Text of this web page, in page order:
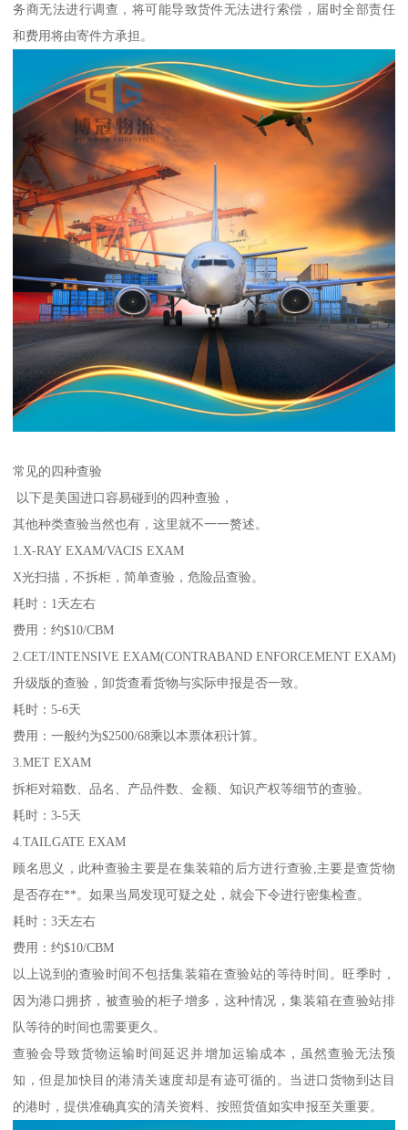
务商无法进行调查，将可能导致货件无法进行索偿，届时全部责任
和费用将由寄件方承担。
常见的四种查验
以下是美国进口容易碰到的四种查验，
其他种类查验当然也有，这里就不一一赘述。
1.X-RAY EXAM/VACIS EXAM
X光扫描，不拆柜，简单查验，危险品查验。
耗时：1天左右
费用：约$10/CBM
2.CET/INTENSIVE EXAM(CONTRABAND ENFORCEMENT EXAM)
升级版的查验，卸货查看货物与实际申报是否一致。
耗时：5-6天
费用：一般约为$2500/68乘以本票体积计算。
3.MET EXAM
拆柜对箱数、品名、产品件数、金额、知识产权等细节的查验。
耗时：3-5天
4.TAILGATE EXAM
顾名思义，此种查验主要是在集装箱的后方进行查验,主要是查货物
是否存在**。如果当局发现可疑之处，就会下令进行密集检查。
耗时：3天左右
费用：约$10/CBM
以上说到的查验时间不包括集装箱在查验站的等待时间。旺季时，
因为港口拥挤，被查验的柜子增多，这种情况，集装箱在查验站排
队等待的时间也需要更久。
查验会导致货物运输时间延迟并增加运输成本，虽然查验无法预
知，但是加快目的港清关速度却是有迹可循的。当进口货物到达目
的港时，提供准确真实的清关资料、按照货值如实申报至关重要。